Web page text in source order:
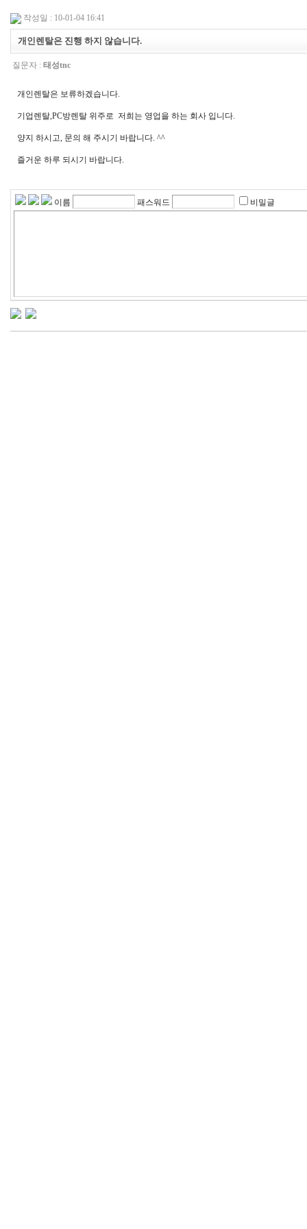
작성일 : 10-01-04 16:41
개인렌탈은 진행 하지 않습니다.
질문자 : 태성tnc
개인렌탈은 보류하겠습니다.
기업렌탈,PC방렌탈 위주로 저희는 영업을 하는 회사 입니다.
양지 하시고, 문의 해 주시기 바랍니다. ^^
즐거운 하루 되시기 바랍니다.
이름 패스워드 비밀글